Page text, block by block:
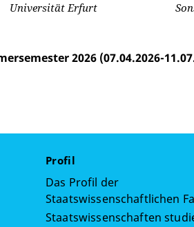
Universität Erfurt
2026 (07.04.2026-
Profil
Das Profil der
Staatswissenschaftlichen
Staatswissenschaften